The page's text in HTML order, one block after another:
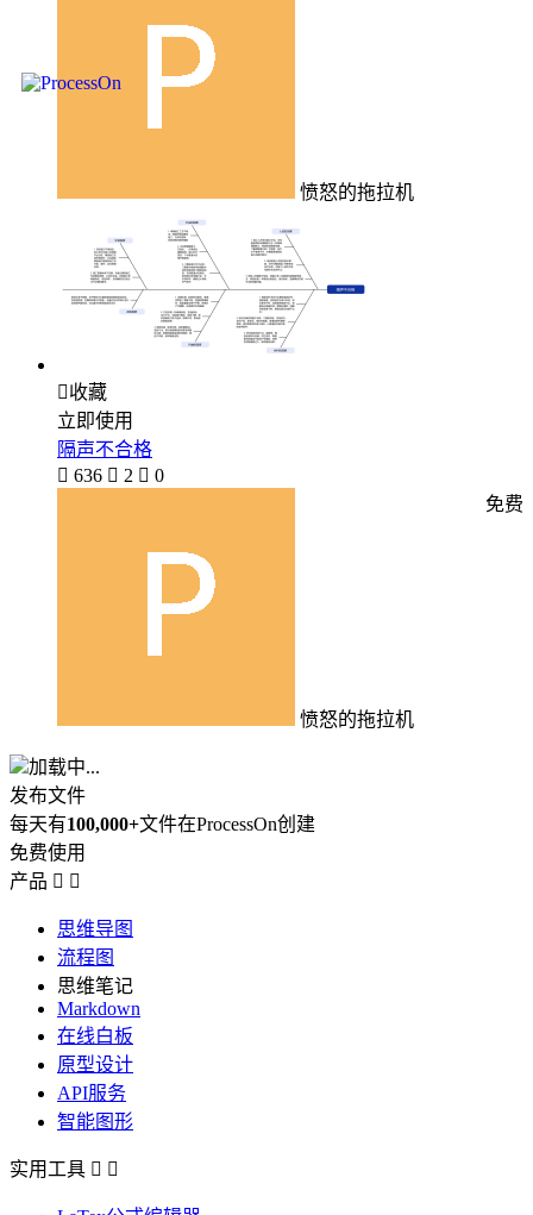
愤怒的拖拉机
收藏
立即使用
隔声不合格
 636  2  0
愤怒的拖拉机
免费
加载中...
发布文件
每天有100,000+文件在ProcessOn创建
免费使用
产品  
思维导图
流程图
思维笔记
Markdown
在线白板
原型设计
API服务
智能图形
实用工具  